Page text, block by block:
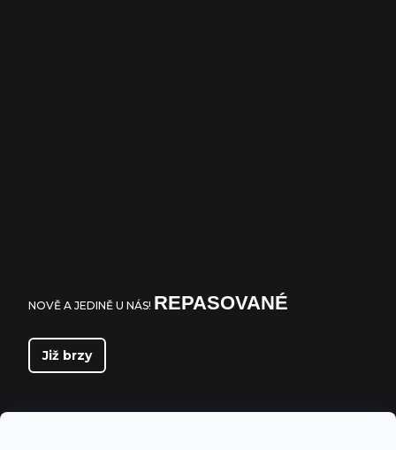
NOVĚ A JEDINĚ U NÁS! REPASOVANÉ
Již brzy